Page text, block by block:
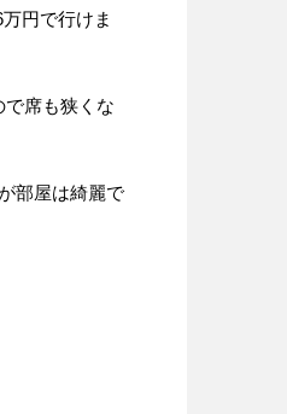
円で行けま
席も狭くな
部屋は綺麗で